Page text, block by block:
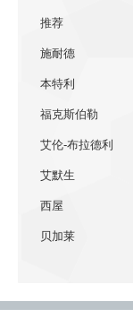
推荐
施耐德
本特利
福克斯伯勒
艾伦-布拉德利
艾默生
西屋
贝加莱